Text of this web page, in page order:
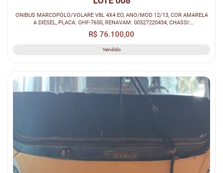
ONIBUS MARCOPOLO/VOLARE V8L 4X4 EO, ANO/MOD 12/13, COR AMARELA
A DIESEL, PLACA: OHF-7650, RENAVAM: 00527220434, CHASSI:
93PB58M1DCO44407.
R$ 76.100,00
Vendido